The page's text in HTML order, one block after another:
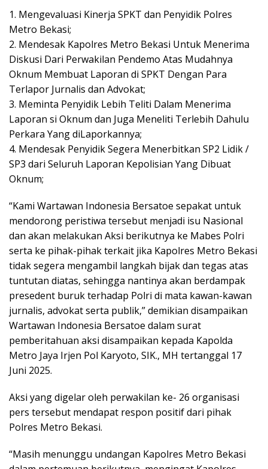
1. Mengevaluasi Kinerja SPKT dan Penyidik Polres
Metro Bekasi;
2. Mendesak Kapolres Metro Bekasi Untuk Menerima
Diskusi Dari Perwakilan Pendemo Atas Mudahnya
Oknum Membuat Laporan di SPKT Dengan Para
Terlapor Jurnalis dan Advokat;
3. Meminta Penyidik Lebih Teliti Dalam Menerima
Laporan si Oknum dan Juga Meneliti Terlebih Dahulu
Perkara Yang diLaporkannya;
4. Mendesak Penyidik Segera Menerbitkan SP2 Lidik /
SP3 dari Seluruh Laporan Kepolisian Yang Dibuat
Oknum;
“Kami Wartawan Indonesia Bersatoe sepakat untuk
mendorong peristiwa tersebut menjadi isu Nasional
dan akan melakukan Aksi berikutnya ke Mabes Polri
serta ke pihak-pihak terkait jika Kapolres Metro Bekasi
tidak segera mengambil langkah bijak dan tegas atas
tuntutan diatas, sehingga nantinya akan berdampak
presedent buruk terhadap Polri di mata kawan-kawan
jurnalis, advokat serta publik,” demikian disampaikan
Wartawan Indonesia Bersatoe dalam surat
pemberitahuan aksi disampaikan kepada Kapolda
Metro Jaya Irjen Pol Karyoto, SIK., MH tertanggal 17
Juni 2025.
Aksi yang digelar oleh perwakilan ke- 26 organisasi
pers tersebut mendapat respon positif dari pihak
Polres Metro Bekasi.
“Masih menunggu undangan Kapolres Metro Bekasi